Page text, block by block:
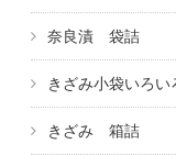
奈良漬 袋詰
きざみ小袋いろい
きざみ 箱詰